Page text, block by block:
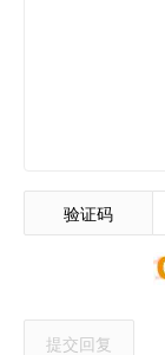
验证码
提交回复